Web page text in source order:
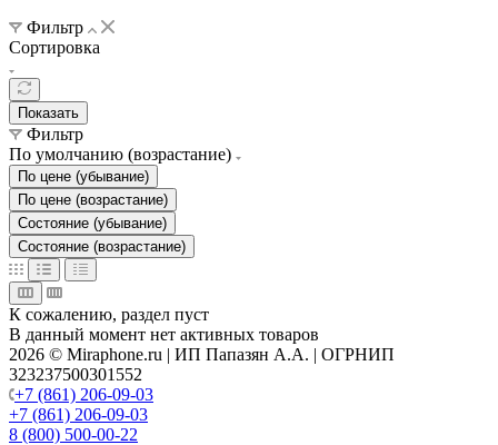
Фильтр
Сортировка
Показать
Фильтр
По умолчанию (возрастание)
По цене (убывание)
По цене (возрастание)
Состояние (убывание)
Состояние (возрастание)
К сожалению, раздел пуст
В данный момент нет активных товаров
2026 © Miraphone.ru | ИП Папазян А.А. | ОГРНИП
323237500301552
+7 (861) 206-09-03
+7 (861) 206-09-03
8 (800) 500-00-22